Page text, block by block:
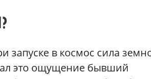
запуске в космос сила
это ощущение бывший